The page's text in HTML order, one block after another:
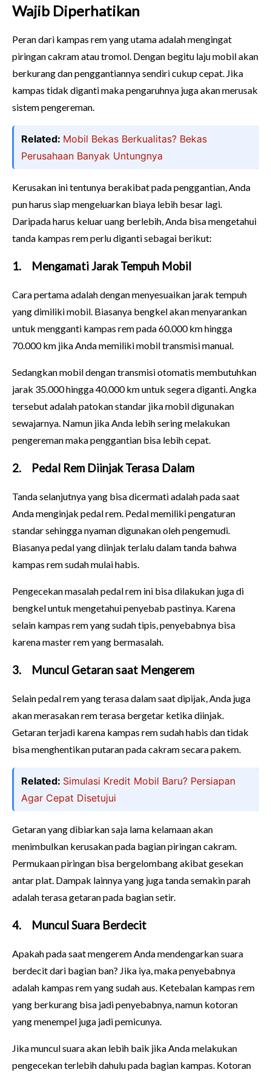
Wajib Diperhatikan
Peran dari kampas rem yang utama adalah mengingat
piringan cakram atau tromol. Dengan begitu laju mobil akan
berkurang dan penggantiannya sendiri cukup cepat. Jika
kampas tidak diganti maka pengaruhnya juga akan merusak
sistem pengereman.
Related: Mobil Bekas Berkualitas? Bekas
Perusahaan Banyak Untungnya
Kerusakan ini tentunya berakibat pada penggantian, Anda
pun harus siap mengeluarkan biaya lebih besar lagi.
Daripada harus keluar uang berlebih, Anda bisa mengetahui
tanda kampas rem perlu diganti sebagai berikut:
1. Mengamati Jarak Tempuh Mobil
Cara pertama adalah dengan menyesuaikan jarak tempuh
yang dimiliki mobil. Biasanya bengkel akan menyarankan
untuk mengganti kampas rem pada 60.000 km hingga
70.000 km jika Anda memiliki mobil transmisi manual.
Sedangkan mobil dengan transmisi otomatis membutuhkan
jarak 35.000 hingga 40.000 km untuk segera diganti. Angka
tersebut adalah patokan standar jika mobil digunakan
sewajarnya. Namun jika Anda lebih sering melakukan
pengereman maka penggantian bisa lebih cepat.
2. Pedal Rem Diinjak Terasa Dalam
Tanda selanjutnya yang bisa dicermati adalah pada saat
Anda menginjak pedal rem. Pedal memiliki pengaturan
standar sehingga nyaman digunakan oleh pengemudi.
Biasanya pedal yang diinjak terlalu dalam tanda bahwa
kampas rem sudah mulai habis.
Pengecekan masalah pedal rem ini bisa dilakukan juga di
bengkel untuk mengetahui penyebab pastinya. Karena
selain kampas rem yang sudah tipis, penyebabnya bisa
karena master rem yang bermasalah.
3. Muncul Getaran saat Mengerem
Selain pedal rem yang terasa dalam saat dipijak, Anda juga
akan merasakan rem terasa bergetar ketika diinjak.
Getaran terjadi karena kampas rem sudah habis dan tidak
bisa menghentikan putaran pada cakram secara pakem.
Related: Simulasi Kredit Mobil Baru? Persiapan
Agar Cepat Disetujui
Getaran yang dibiarkan saja lama kelamaan akan
menimbulkan kerusakan pada bagian piringan cakram.
Permukaan piringan bisa bergelombang akibat gesekan
antar plat. Dampak lainnya yang juga tanda semakin parah
adalah terasa getaran pada bagian setir.
4. Muncul Suara Berdecit
Apakah pada saat mengerem Anda mendengarkan suara
berdecit dari bagian ban? Jika iya, maka penyebabnya
adalah kampas rem yang sudah aus. Ketebalan kampas rem
yang berkurang bisa jadi penyebabnya, namun kotoran
yang menempel juga jadi pemicunya.
Jika muncul suara akan lebih baik jika Anda melakukan
pengecekan terlebih dahulu pada bagian kampas. Kotoran